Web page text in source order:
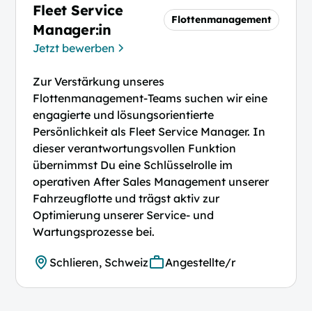
Fleet Service
Manager:in
Flottenmanagement
Jetzt bewerben
Zur Verstärkung unseres
Flottenmanagement-Teams suchen wir eine
engagierte und lösungsorientierte
Persönlichkeit als Fleet Service Manager. In
dieser verantwortungsvollen Funktion
übernimmst Du eine Schlüsselrolle im
operativen After Sales Management unserer
Fahrzeugflotte und trägst aktiv zur
Optimierung unserer Service- und
Wartungsprozesse bei.
Schlieren, Schweiz Angestellte/r